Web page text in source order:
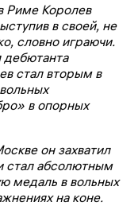
Риме Королев
в своей, не
словно играючи.
дебютанта
стал вторым в
в опорных
он захватил
стал абсолютным
медаль в вольных
на коне.